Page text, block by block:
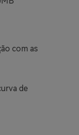
com as
de